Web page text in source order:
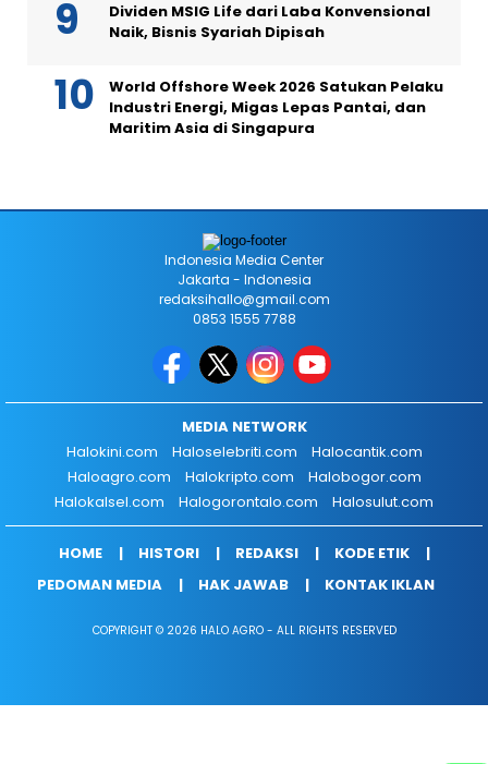
Dividen MSIG Life dari Laba Konvensional
Naik, Bisnis Syariah Dipisah
World Offshore Week 2026 Satukan Pelaku
Industri Energi, Migas Lepas Pantai, dan
Maritim Asia di Singapura
Indonesia Media Center
Jakarta - Indonesia
redaksihallo@gmail.com
0853 1555 7788
MEDIA NETWORK
Halokini.com
Haloselebriti.com
Halocantik.com
Haloagro.com
Halokripto.com
Halobogor.com
Halokalsel.com
Halogorontalo.com Halosulut.com
HOME HISTORI REDAKSI
KODE ETIK
PEDOMAN MEDIA
HAK JAWAB KONTAK IKLAN
COPYRIGHT © 2026 HALO AGRO - ALL RIGHTS RESERVED